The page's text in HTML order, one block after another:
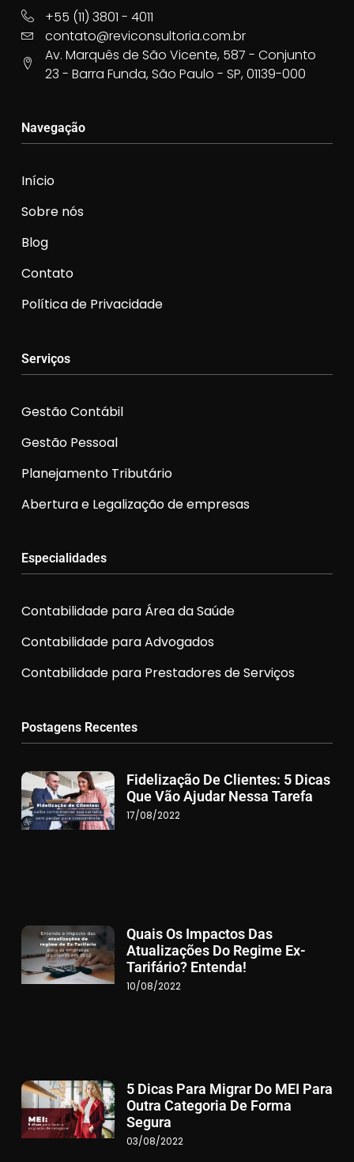
+55 (11) 3801 - 4011
contato@reviconsultoria.com.br
Av. Marquês de São Vicente, 587 - Conjunto
23 - Barra Funda, São Paulo - SP, 01139-000
Navegação
Início
Sobre nós
Blog
Contato
Política de Privacidade
Serviços
Gestão Contábil
Gestão Pessoal
Planejamento Tributário
Abertura e Legalização de empresas
Especialidades
Contabilidade para Área da Saúde
Contabilidade para Advogados
Contabilidade para Prestadores de Serviços
Postagens Recentes
Fidelização De Clientes: 5 Dicas
Que Vão Ajudar Nessa Tarefa
17/08/2022
Quais Os Impactos Das
Atualizações Do Regime Ex-
Tarifário? Entenda!
10/08/2022
5 Dicas Para Migrar Do MEI Para
Outra Categoria De Forma
Segura
03/08/2022